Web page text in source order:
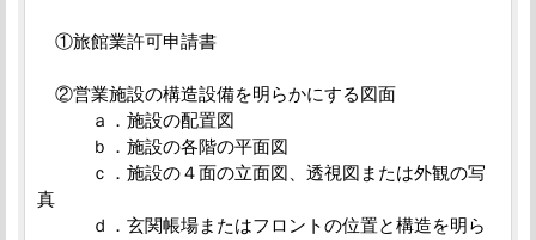
①旅館業許可申請書
②営業施設の構造設備を明らかにする図面
ａ．施設の配置図
ｂ．施設の各階の平面図
ｃ．施設の４面の立面図、透視図または外観の写
真
ｄ．玄関帳場またはフロントの位置と構造を明ら